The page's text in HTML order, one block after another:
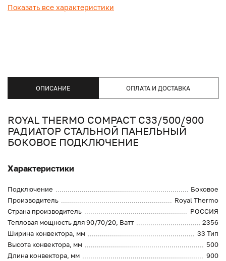
Показать все характеристики
ОПИСАНИЕ ОПЛАТА И ДОСТАВКА
ROYAL THERMO COMPACT C33/500/900
РАДИАТОР СТАЛЬНОЙ ПАНЕЛЬНЫЙ
БОКОВОЕ ПОДКЛЮЧЕНИЕ
Характеристики
Подключение
Боковое
Производитель
Royal Thermo
Страна производитель
РОССИЯ
Тепловая мощность для 90/70/20, Ватт
2356
Ширина конвектора, мм
33 Тип
Высота конвектора, мм
500
Длина конвектора, мм
900